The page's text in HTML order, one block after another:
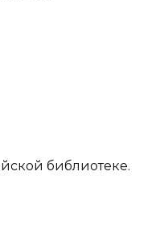
библиотеке.